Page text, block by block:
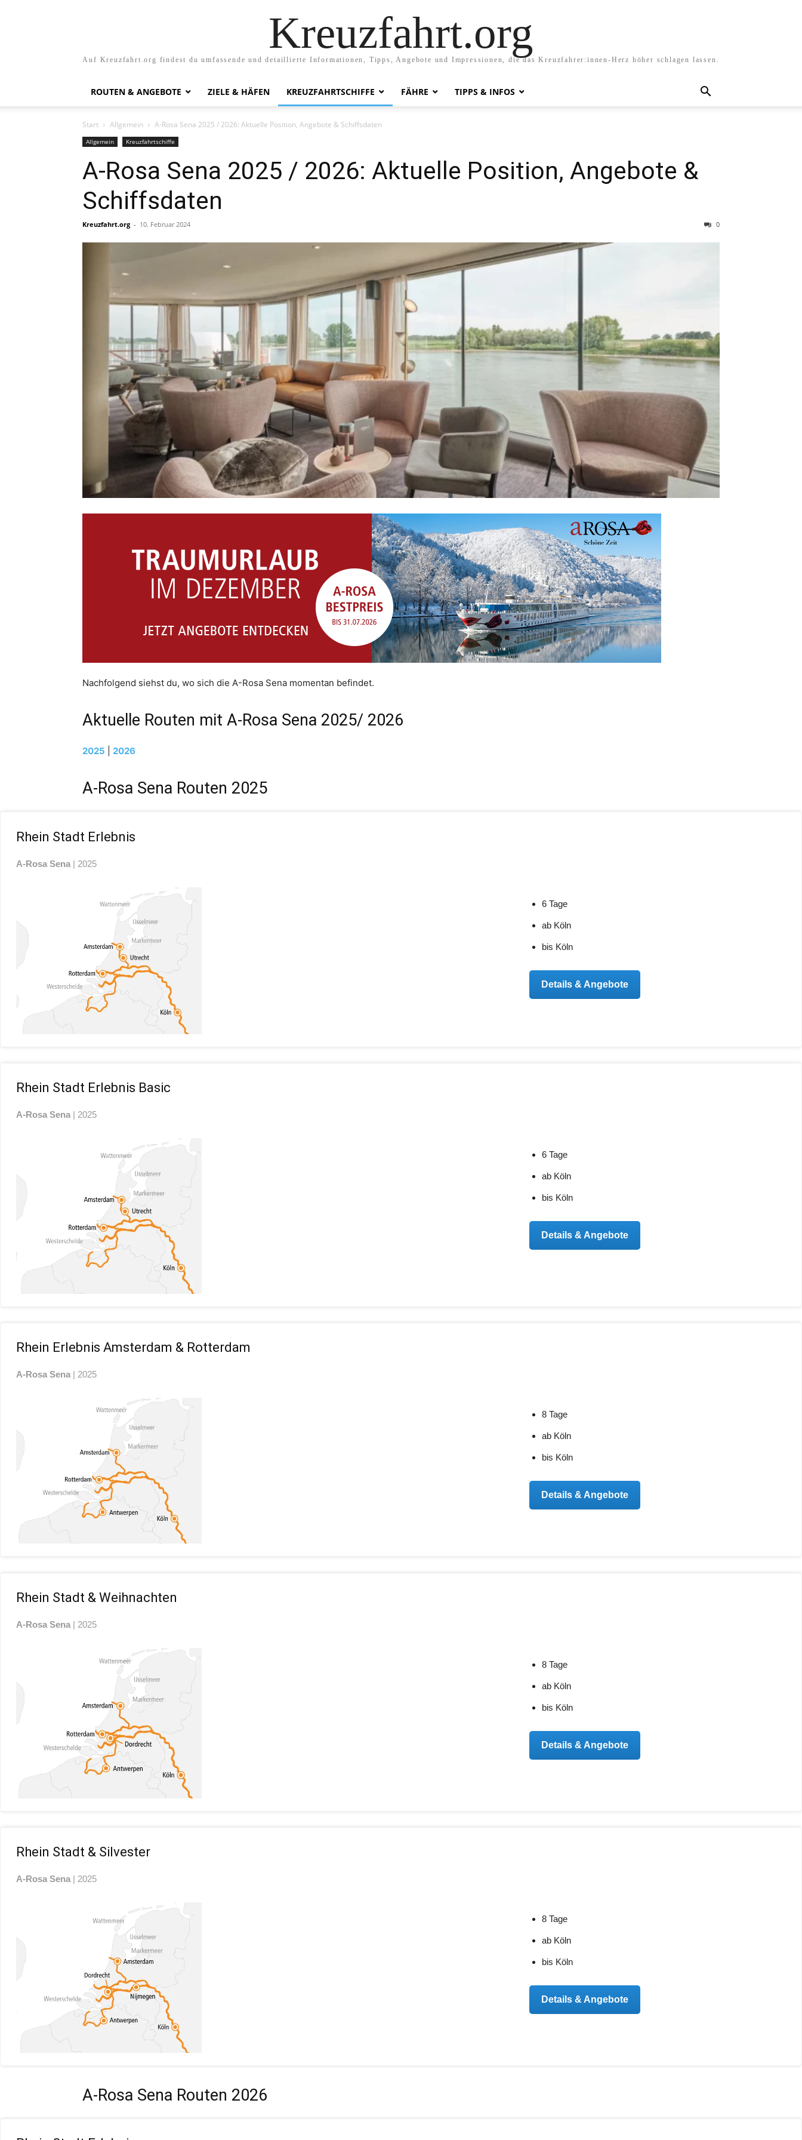
Kreuzfahrt.org
Auf Kreuzfahrt.org findest du umfassende und detaillierte Informationen, Tipps, Angebote und Impressionen, die das Kreuzfahrer:innen-Herz höher schlagen lassen.
ROUTEN & ANGEBOTE ZIELE & HÄFEN KREUZFAHRTSCHIFFE FÄHRE TIPPS & INFOS
Start Allgemein A-Rosa Sena 2025 / 2026: Aktuelle Position, Angebote & Schiffsdaten
Allgemein Kreuzfahrtschiffe
A-Rosa Sena 2025 / 2026: Aktuelle Position, Angebote &
Schiffsdaten
Kreuzfahrt.org - 10. Februar 2024 0
Nachfolgend siehst du, wo sich die A-Rosa Sena momentan befindet.
Aktuelle Routen mit A-Rosa Sena 2025/ 2026
2025 2026
A-Rosa Sena Routen 2025
Rhein Stadt Erlebnis
A-Rosa Sena | 2025
6 Tage
ab Köln
bis Köln
Details & Angebote
Rhein Stadt Erlebnis Basic
A-Rosa Sena | 2025
6 Tage
ab Köln
bis Köln
Details & Angebote
Rhein Erlebnis Amsterdam & Rotterdam
A-Rosa Sena | 2025
8 Tage
ab Köln
bis Köln
Details & Angebote
Rhein Stadt & Weihnachten
A-Rosa Sena | 2025
8 Tage
ab Köln
bis Köln
Details & Angebote
Rhein Stadt & Silvester
A-Rosa Sena | 2025
8 Tage
ab Köln
bis Köln
Details & Angebote
A-Rosa Sena Routen 2026